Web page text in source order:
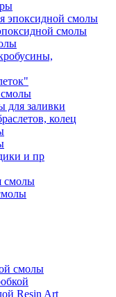
эпоксидной смолы
смолы
для заливки
колец
и пр
смолы
смолы
Resin Art